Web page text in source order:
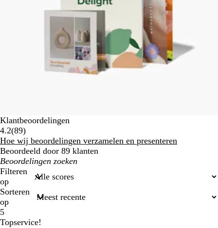
Klantbeoordelingen
4.2(8989
klantbeoordelingen
)
Hoe wij beoordelingen verzamelen en presenteren
Beoordeeld door 89 klanten
Mijn
zoekopdrachten
Filteren
op
Sorteren
op
5
Topservice!